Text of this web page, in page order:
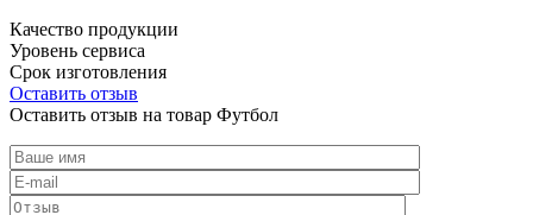
Качество продукции
Уровень сервиса
Срок изготовления
Оставить отзыв
Оставить отзыв на товар Футбол